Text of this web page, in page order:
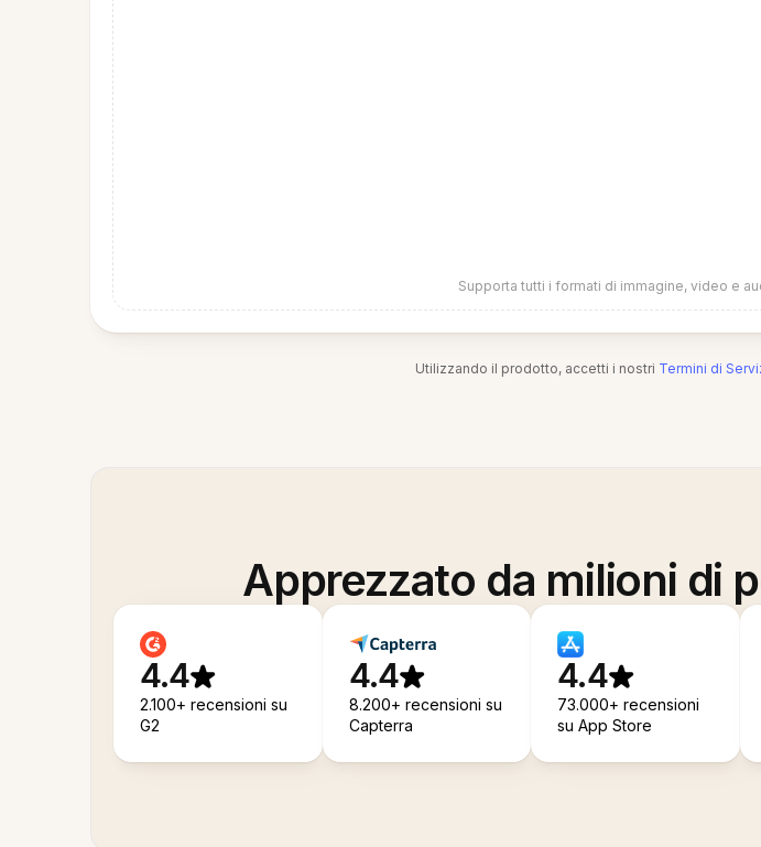
Supporta tutti i formati di immagine, video e
Utilizzando il prodotto, accetti i nostri Termini di
Apprezzato da milioni di
4.4
2.100+ recensioni su
G2
4.4
8.200+ recensioni su
Capterra
4.4
73.000+ recensioni
su App Store